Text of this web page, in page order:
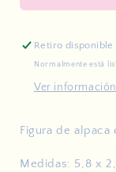
Retiro disponible
Normalmente está
Ver
Figura de alpaca
Medidas: 5,8 x